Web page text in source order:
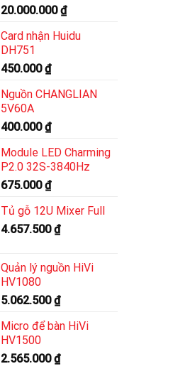
20.000.000₫
Card nhận Huidu
DH751
450.000₫
Nguồn CHANGLIAN
5V60A
400.000₫
Module LED Charming
P2.0 32S-3840Hz
675.000₫
Tủ gỗ 12U Mixer Full
4.657.500₫
Quản lý nguồn HiVi
HV1080
5.062.500₫
Micro để bàn HiVi
HV1500
2.565.000₫